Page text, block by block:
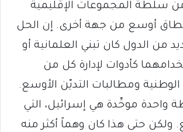
سلطة المجموعات الإقليمية
نطاق أوسع من جهة أخرى. إن الحل
من الدول كان تبني العلمانية أو
كأدوات لإدارة كل من
ومطالبات التديّن الأوسع.
واحدة موحِّدة هي إسرائيل، التي
ولكن حتى هذا كان وهماً أكثر منه